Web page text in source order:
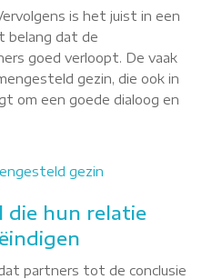
is het juist in een
belang dat de
goed verloopt. De vaak
gezin, die ook in
om een goede dialoog en
gezin
die hun relatie
partners tot de conclusie